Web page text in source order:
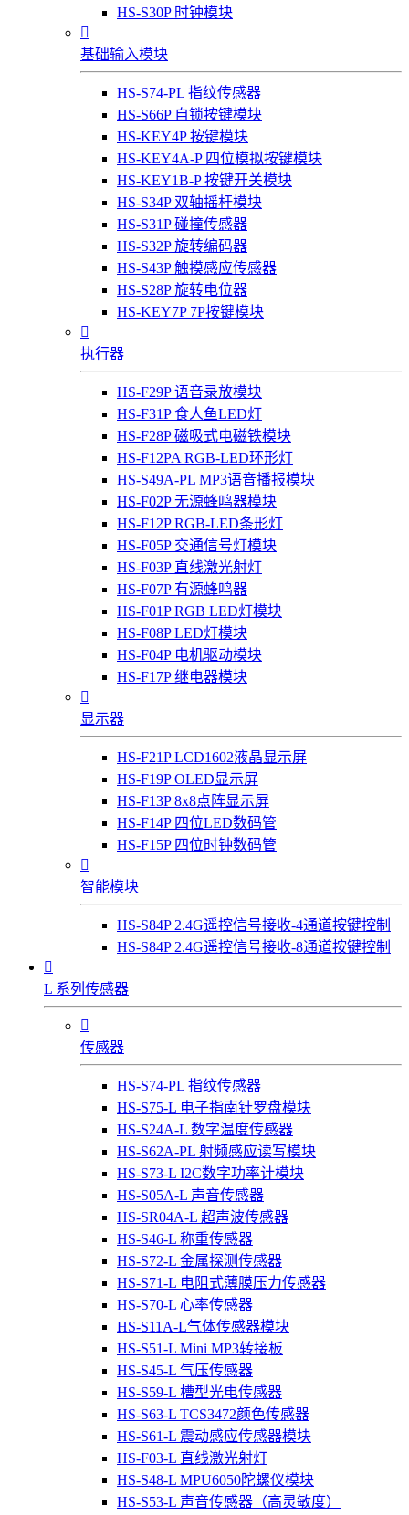
HS-S30P 时钟模块

基础输入模块
HS-S74-PL 指纹传感器
HS-S66P 自锁按键模块
HS-KEY4P 按键模块
HS-KEY4A-P 四位模拟按键模块
HS-KEY1B-P 按键开关模块
HS-S34P 双轴摇杆模块
HS-S31P 碰撞传感器
HS-S32P 旋转编码器
HS-S43P 触摸感应传感器
HS-S28P 旋转电位器
HS-KEY7P 7P按键模块

执行器
HS-F29P 语音录放模块
HS-F31P 食人鱼LED灯
HS-F28P 磁吸式电磁铁模块
HS-F12PA RGB-LED环形灯
HS-S49A-PL MP3语音播报模块
HS-F02P 无源蜂鸣器模块
HS-F12P RGB-LED条形灯
HS-F05P 交通信号灯模块
HS-F03P 直线激光射灯
HS-F07P 有源蜂鸣器
HS-F01P RGB LED灯模块
HS-F08P LED灯模块
HS-F04P 电机驱动模块
HS-F17P 继电器模块

显示器
HS-F21P LCD1602液晶显示屏
HS-F19P OLED显示屏
HS-F13P 8x8点阵显示屏
HS-F14P 四位LED数码管
HS-F15P 四位时钟数码管

智能模块
HS-S84P 2.4G遥控信号接收-4通道按键控制
HS-S84P 2.4G遥控信号接收-8通道按键控制

L 系列传感器

传感器
HS-S74-PL 指纹传感器
HS-S75-L 电子指南针罗盘模块
HS-S24A-L 数字温度传感器
HS-S62A-PL 射频感应读写模块
HS-S73-L I2C数字功率计模块
HS-S05A-L 声音传感器
HS-SR04A-L 超声波传感器
HS-S46-L 称重传感器
HS-S72-L 金属探测传感器
HS-S71-L 电阻式薄膜压力传感器
HS-S70-L 心率传感器
HS-S11A-L气体传感器模块
HS-S51-L Mini MP3转接板
HS-S45-L 气压传感器
HS-S59-L 槽型光电传感器
HS-S63-L TCS3472颜色传感器
HS-S61-L 震动感应传感器模块
HS-F03-L 直线激光射灯
HS-S48-L MPU6050陀螺仪模块
HS-S53-L 声音传感器（高灵敏度）